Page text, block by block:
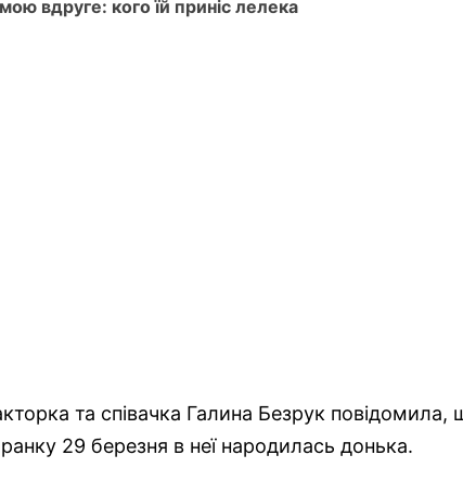
вдруге: кого їй приніс лелека
та співачка Галина Безрук повідомила,
29 березня в неї народилась донька.